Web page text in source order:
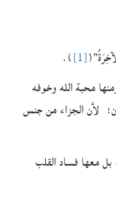
[1]
).
محبة الله وخوفه
لأن الجزاء من جنس
بل معها فساد القلب